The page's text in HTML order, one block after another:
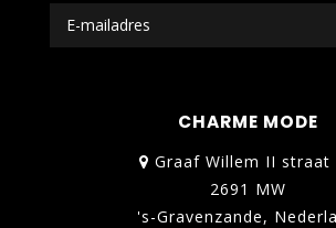
CHARME MODE
Graaf Willem II straat
2691 MW
's-Gravenzande,